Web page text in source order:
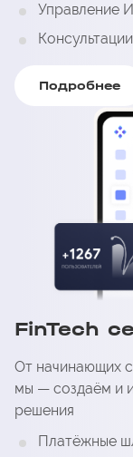
Управление
Подробнее
FinTech
От начинающих
мы — создаём и
решения
Платёжные